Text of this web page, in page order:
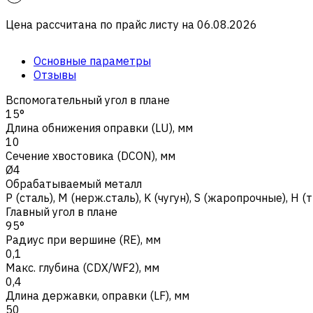
Цена рассчитана по прайс листу на 06.08.2026
Основные параметры
Отзывы
Вспомогательный угол в плане
15°
Длина обнижения оправки (LU), мм
10
Сечение хвостовика (DCON), мм
Ø4
Обрабатываемый металл
Р (сталь), M (нерж.сталь), K (чугун), S (жаропрочные), H
Главный угол в плане
95°
Радиус при вершине (RE), мм
0,1
Макс. глубина (CDX/WF2), мм
0,4
Длина державки, оправки (LF), мм
50